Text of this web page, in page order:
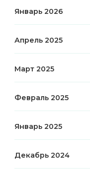
Январь 2026
Апрель 2025
Март 2025
Февраль 2025
Январь 2025
Декабрь 2024